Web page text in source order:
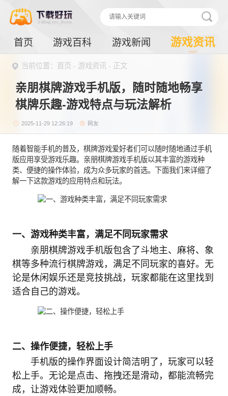
首页 游戏百科 游戏新闻 游戏资讯
当前位置： 首页 - 游戏资讯 - 正文
亲朋棋牌游戏手机版，随时随地畅享
棋牌乐趣-游戏特点与玩法解析
2025-11-29 12:26:19 网友
随着智能手机的普及，棋牌游戏爱好者们可以随时随地通过手机
版应用享受游戏乐趣。亲朋棋牌游戏手机版以其丰富的游戏种
类、便捷的操作体验，成为众多玩家的首选。下面我们来详细了
解一下这款游戏的应用特点和玩法。
一、游戏种类丰富，满足不同玩家需求
亲朋棋牌游戏手机版包含了斗地主、麻将、象
棋等多种流行棋牌游戏，满足不同玩家的喜好。无
论是休闲娱乐还是竞技挑战，玩家都能在这里找到
适合自己的游戏。
二、操作便捷，轻松上手
手机版的操作界面设计简洁明了，玩家可以轻
松上手。无论是点击、拖拽还是滑动，都能流畅完
成，让游戏体验更加顺畅。